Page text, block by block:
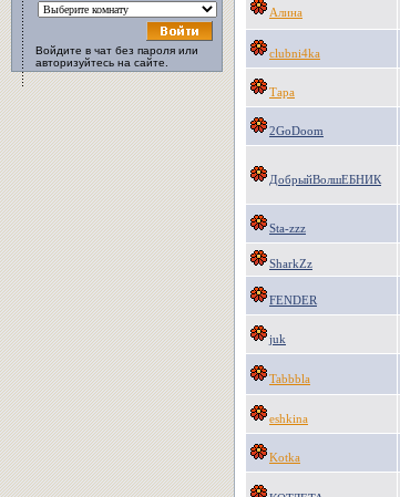
Войдите в чат без пароля или
авторизуйтесь на сайте.
Алина
clubni4ka
Тара
2GoDoom
ДобрыйВолшЕБНИК
Sta-zzz
SharkZz
FENDER
juk
Tabbbla
eshkina
Kotka